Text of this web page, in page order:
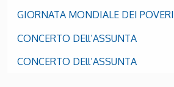
GIORNATA MONDIALE DEI POVERI
CONCERTO DEll’ASSUNTA
CONCERTO DEll’ASSUNTA